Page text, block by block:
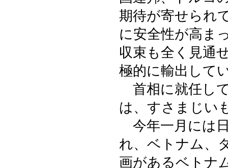
期待が寄せられ
に安全性が高ま
収束も全く見通
極的に輸出して
首相に就任し
は、すさまじい
今年一月には
れ、ベトナム、
画があるベトナ